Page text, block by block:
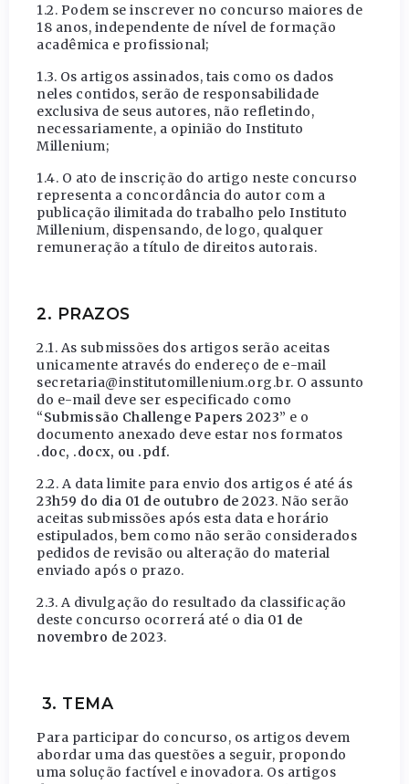
1.2. Podem se inscrever no concurso maiores de
18 anos, independente de nível de formação
acadêmica e profissional;
1.3. Os artigos assinados, tais como os dados
neles contidos, serão de responsabilidade
exclusiva de seus autores, não refletindo,
necessariamente, a opinião do Instituto
Millenium;
1.4. O ato de inscrição do artigo neste concurso
representa a concordância do autor com a
publicação ilimitada do trabalho pelo Instituto
Millenium, dispensando, de logo, qualquer
remuneração a título de direitos autorais.
2. PRAZOS
2.1. As submissões dos artigos serão aceitas
unicamente através do endereço de e-mail
secretaria@institutomillenium.org.br. O assunto
do e-mail deve ser especificado como
“Submissão Challenge Papers 2023” e o
documento anexado deve estar nos formatos
.doc, .docx, ou .pdf.
2.2. A data limite para envio dos artigos é até ás
23h59 do dia 01 de outubro de 2023. Não serão
aceitas submissões após esta data e horário
estipulados, bem como não serão considerados
pedidos de revisão ou alteração do material
enviado após o prazo.
2.3. A divulgação do resultado da classificação
deste concurso ocorrerá até o dia 01 de
novembro de 2023.
3. TEMA
Para participar do concurso, os artigos devem
abordar uma das questões a seguir, propondo
uma solução factível e inovadora. Os artigos